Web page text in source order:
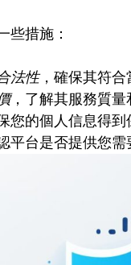
法性，確保其符合
，了解其服務質
您的個人信息得到
平台是否提供您